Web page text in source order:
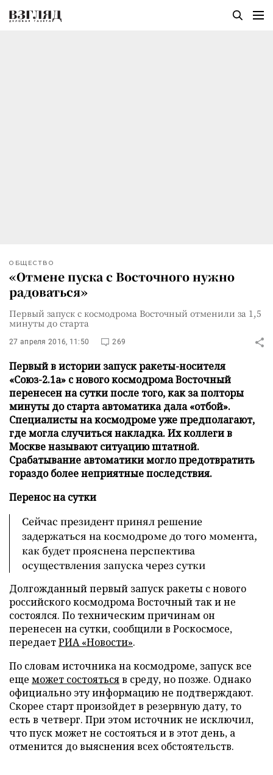
ОБЩЕСТВО
«Отмене пуска с Восточного нужно
радоваться»
Первый запуск с космодрома Восточный отменили за 1,5
минуты до старта
27 апреля 2016, 11:50 269
Первый в истории запуск ракеты-носителя
«Союз-2.1а» с нового космодрома Восточный
перенесен на сутки после того, как за полторы
минуты до старта автоматика дала «отбой».
Специалисты на космодроме уже предполагают,
где могла случиться накладка. Их коллеги в
Москве называют ситуацию штатной.
Срабатывание автоматики могло предотвратить
гораздо более неприятные последствия.
Перенос на сутки
Сейчас президент принял решение
задержаться на космодроме до того момента,
как будет прояснена перспектива
осуществления запуска через сутки
Долгожданный первый запуск ракеты с нового
российского космодрома Восточный так и не
состоялся. По техническим причинам он
перенесен на сутки, сообщили в Роскосмосе,
передаетРИА «Новости».
По словам источника на космодроме, запуск все
еще может состоятьсяв среду, но позже. Однако
официально эту информацию не подтверждают.
Скорее старт произойдет в резервную дату, то
есть в четверг. При этом источник не исключил,
что пуск может не состояться и в этот день, а
отменится до выяснения всех обстоятельств.